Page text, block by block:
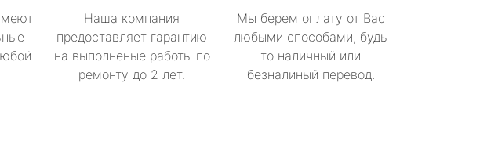
Наша компания
предоставляет гарантию
на выполненые работы по
ремонту до 2 лет.
Мы берем оплату от Вас
любыми способами, будь
то наличный или
безналиный перевод.